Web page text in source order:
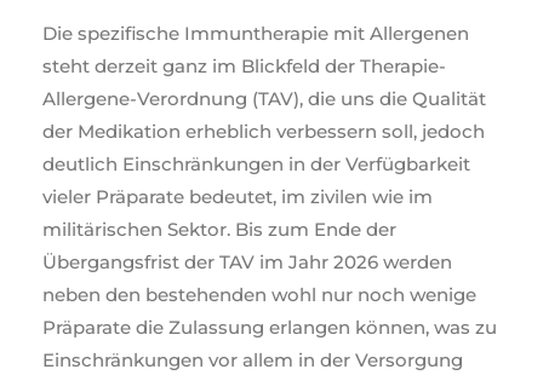
Die spezifische Immuntherapie mit Allergenen
steht derzeit ganz im Blickfeld der Therapie-
Allergene-Verordnung (TAV), die uns die Qualität
der Medikation erheblich verbessern soll, jedoch
deutlich Einschränkungen in der Verfügbarkeit
vieler Präparate bedeutet, im zivilen wie im
militärischen Sektor. Bis zum Ende der
Übergangsfrist der TAV im Jahr 2026 werden
neben den bestehenden wohl nur noch wenige
Präparate die Zulassung erlangen können, was zu
Einschränkungen vor allem in der Versorgung